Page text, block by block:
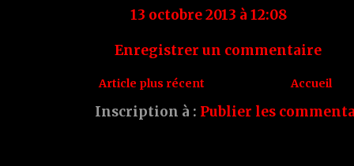
13 octobre 2013 à 12:08
Enregistrer un commentaire
Article plus récent Accueil
Inscription à : Publier les